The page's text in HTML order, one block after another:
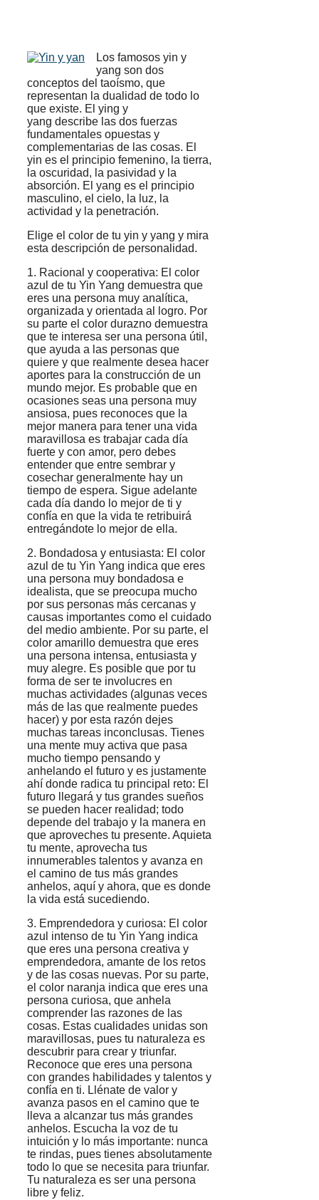
Los famosos yin y
yang son dos
conceptos del taoísmo, que
representan la dualidad de todo lo
que existe. El ying y
yang describe las dos fuerzas
fundamentales opuestas y
complementarias de las cosas. El
yin es el principio femenino, la tierra,
la oscuridad, la pasividad y la
absorción. El yang es el principio
masculino, el cielo, la luz, la
actividad y la penetración.
Elige el color de tu yin y yang y mira
esta descripción de personalidad.
1. Racional y cooperativa: El color
azul de tu Yin Yang demuestra que
eres una persona muy analítica,
organizada y orientada al logro. Por
su parte el color durazno demuestra
que te interesa ser una persona útil,
que ayuda a las personas que
quiere y que realmente desea hacer
aportes para la construcción de un
mundo mejor. Es probable que en
ocasiones seas una persona muy
ansiosa, pues reconoces que la
mejor manera para tener una vida
maravillosa es trabajar cada día
fuerte y con amor, pero debes
entender que entre sembrar y
cosechar generalmente hay un
tiempo de espera. Sigue adelante
cada día dando lo mejor de ti y
confía en que la vida te retribuirá
entregándote lo mejor de ella.
2. Bondadosa y entusiasta: El color
azul de tu Yin Yang indica que eres
una persona muy bondadosa e
idealista, que se preocupa mucho
por sus personas más cercanas y
causas importantes como el cuidado
del medio ambiente. Por su parte, el
color amarillo demuestra que eres
una persona intensa, entusiasta y
muy alegre. Es posible que por tu
forma de ser te involucres en
muchas actividades (algunas veces
más de las que realmente puedes
hacer) y por esta razón dejes
muchas tareas inconclusas. Tienes
una mente muy activa que pasa
mucho tiempo pensando y
anhelando el futuro y es justamente
ahí donde radica tu principal reto: El
futuro llegará y tus grandes sueños
se pueden hacer realidad; todo
depende del trabajo y la manera en
que aproveches tu presente. Aquieta
tu mente, aprovecha tus
innumerables talentos y avanza en
el camino de tus más grandes
anhelos, aquí y ahora, que es donde
la vida está sucediendo.
3. Emprendedora y curiosa: El color
azul intenso de tu Yin Yang indica
que eres una persona creativa y
emprendedora, amante de los retos
y de las cosas nuevas. Por su parte,
el color naranja indica que eres una
persona curiosa, que anhela
comprender las razones de las
cosas. Estas cualidades unidas son
maravillosas, pues tu naturaleza es
descubrir para crear y triunfar.
Reconoce que eres una persona
con grandes habilidades y talentos y
confía en ti. Llénate de valor y
avanza pasos en el camino que te
lleva a alcanzar tus más grandes
anhelos. Escucha la voz de tu
intuición y lo más importante: nunca
te rindas, pues tienes absolutamente
todo lo que se necesita para triunfar.
Tu naturaleza es ser una persona
libre y feliz.